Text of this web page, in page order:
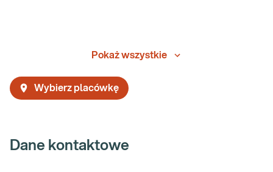
Pokaż wszystkie
Wybierz placówkę
Dane kontaktowe